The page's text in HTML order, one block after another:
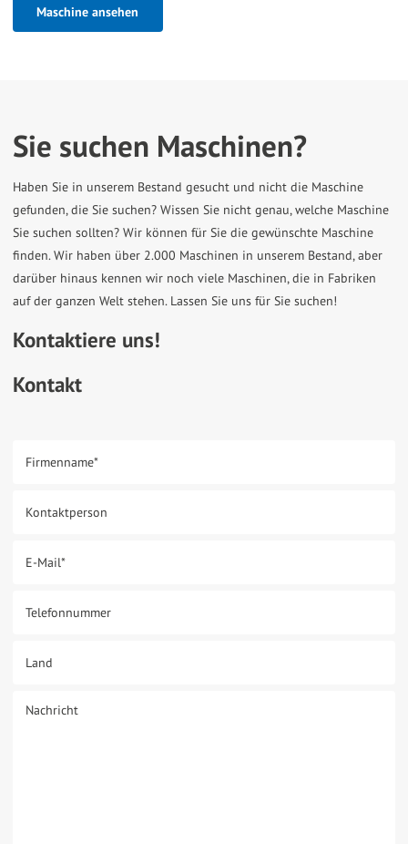
Maschine ansehen
Sie suchen Maschinen?
Haben Sie in unserem Bestand gesucht und nicht die Maschine
gefunden, die Sie suchen? Wissen Sie nicht genau, welche Maschine
Sie suchen sollten? Wir können für Sie die gewünschte Maschine
finden. Wir haben über 2.000 Maschinen in unserem Bestand, aber
darüber hinaus kennen wir noch viele Maschinen, die in Fabriken
auf der ganzen Welt stehen. Lassen Sie uns für Sie suchen!
Kontaktiere uns!
Kontakt
Firmenname*
Kontaktperson
E-Mail*
Telefonnummer
Land
Nachricht